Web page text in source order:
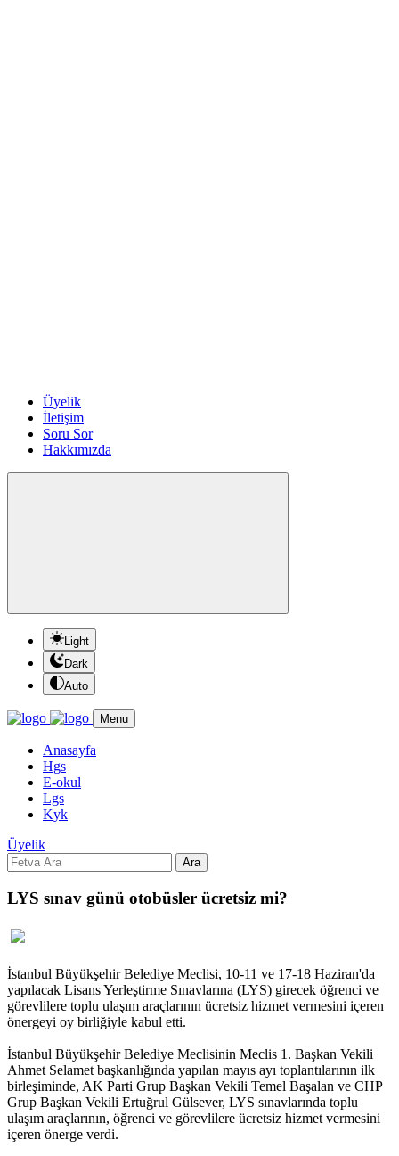
Üyelik
İletişim
Soru Sor
Hakkımızda
Light
Dark
Auto
Menu
Anasayfa
Hgs
E-okul
Lgs
Kyk
Üyelik
Ara
LYS sınav günü otobüsler ücretsiz mi?
İstanbul Büyükşehir Belediye Meclisi, 10-11 ve 17-18 Haziran'da
yapılacak Lisans Yerleştirme Sınavlarına (LYS) girecek öğrenci ve
görevlilere toplu ulaşım araçlarının ücretsiz hizmet vermesini içeren
önergeyi oy birliğiyle kabul etti.
İstanbul Büyükşehir Belediye Meclisinin Meclis 1. Başkan Vekili
Ahmet Selamet başkanlığında yapılan mayıs ayı toplantılarının ilk
birleşiminde, AK Parti Grup Başkan Vekili Temel Başalan ve CHP
Grup Başkan Vekili Ertuğrul Gülsever, LYS sınavlarında toplu
ulaşım araçlarının, öğrenci ve görevlilere ücretsiz hizmet vermesini
içeren önerge verdi.